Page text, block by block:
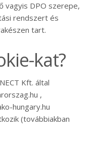
vagyis DPO szerepe,
rendszert és
tart.
kat?
Kft. által
,
hungary.hu
(továbbiakban